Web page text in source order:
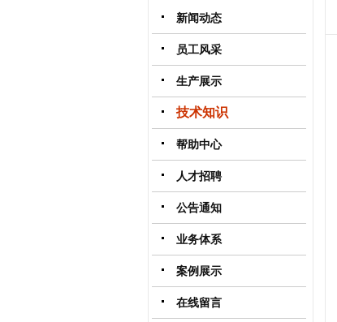
新闻动态
员工风采
生产展示
技术知识
帮助中心
人才招聘
公告通知
业务体系
案例展示
在线留言